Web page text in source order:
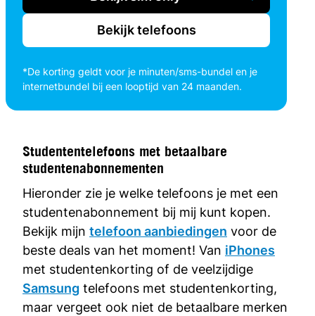
Bekijk telefoons
*De korting geldt voor je minuten/sms-bundel en je
internetbundel bij een looptijd van 24 maanden.
Studententelefoons met betaalbare
studentenabonnementen
Hieronder zie je welke telefoons je met een
studentenabonnement bij mij kunt kopen.
Bekijk mijn telefoon aanbiedingen voor de
beste deals van het moment! Van iPhones
met studentenkorting of de veelzijdige
Samsung telefoons met studentenkorting,
maar vergeet ook niet de betaalbare merken